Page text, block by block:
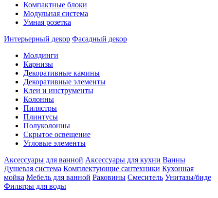
Компактные блоки
Модульная система
Умная розетка
Интерьерный декор Фасадный декор
Молдинги
Карнизы
Декоративные камины
Декоративные элементы
Клеи и инструменты
Колонны
Пилястры
Плинтусы
Полуколонны
Скрытое освещение
Угловые элементы
Аксессуары для ванной Аксессуары для кухни Ванны
Душевая система Комплектующие сантехники Кухонная
мойка Мебель для ванной Раковины Смеситель Унитазы/биде
Фильтры для воды